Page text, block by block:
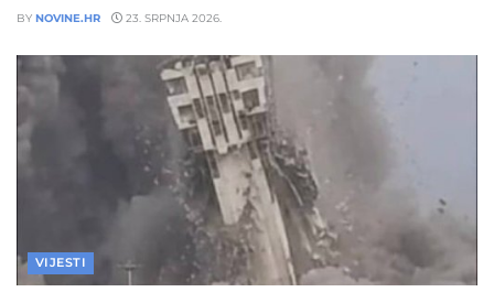
BY NOVINE.HR 23. SRPNJA 2026.
VIJESTI